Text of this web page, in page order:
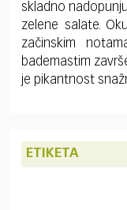
skladno
zelene salate.
začinskim
bademastim
je pikantnost
ETIKETA